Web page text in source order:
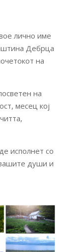
лично име
Дебрца
на
на
месец кој
исполнет со
души и